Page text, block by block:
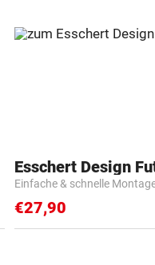
Einfache & schnelle
€27,90